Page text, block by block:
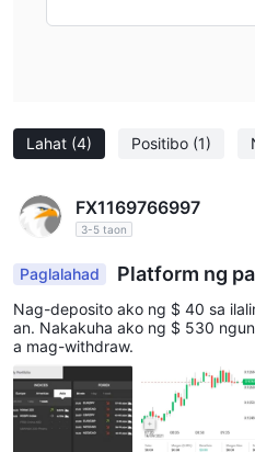
ILimits Invest suportado ang
pagdeposito at pagwiwithdraw,
Neteller, mobile app
pagdeposito/pagwiwithdraw,
ng mga regulasyon sa minimum
Lahat (4) Positibo (1)
FX1169766997
3-5 taon
Paglalahad Platform ng
Nag-deposito ako ng $ 40 sa
an. Nakakuha ako ng $ 530
a mag-withdraw.